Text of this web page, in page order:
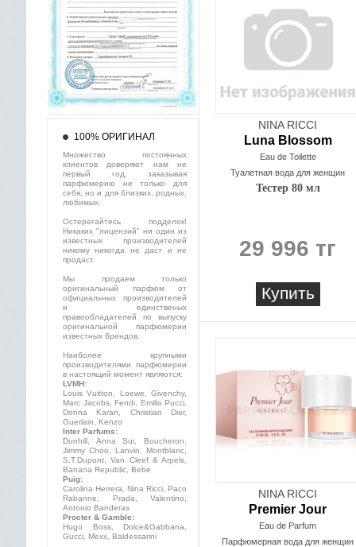
NINA RICCI
Luna Blossom
Eau de Toilette
Туалетная вода для женщин
Тестер 80 мл
29 996 тг
Купить
NINA RICCI
Premier Jour
Eau de Parfum
Парфюмерная вода для женщин
100% ОРИГИНАЛ
Множество постоянных
клиентов доверяют нам не
первый год, заказывая
парфюмерию не только для
себя, но и для близких, родных,
любимых.
Остерегайтесь подделок!
Никаких "лицензий" ни один из
известных производителей
никому никогда не даст и не
продаст.
Мы продаем только
оригинальный парфюм от
официальных производителей
и единственых
правообладателей по выпуску
оригинальной парфюмерии
известных брендов.
Наиболее крупными
производителями парфюмерии
в настоящий момент являются:
LVMH:
Louis Vuitton, Loewe, Givenchy,
Marc Jacobs, Fendi, Emilio Pucci,
Donna Karan, Christian Dior,
Guerlain, Kenzo
Inter Parfums:
Dunhill, Anna Sui, Boucheron,
Jimmy Choo, Lanvin, Montblanc,
S.T.Dupont, Van Cleef & Arpels,
Banana Republic, Bebe
Puig:
Carolina Herrera, Nina Ricci, Paco
Rabanne, Prada, Valentino,
Antonio Banderas
Procter & Gamble:
Hugo Boss, Dolce&Gabbana,
Gucci, Mexx, Baldessarini